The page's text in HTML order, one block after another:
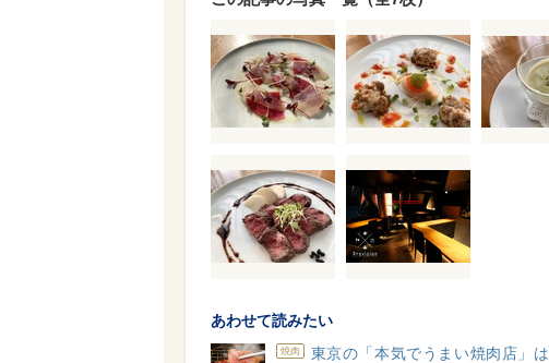
あわせて読みたい
焼肉
東京の「本気でうまい焼肉店」は